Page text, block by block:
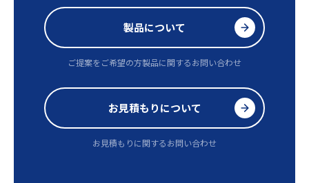
製品について
ご提案をご希望の方製品に関するお問い合わせ
お見積もりについて
お見積もりに関するお問い合わせ